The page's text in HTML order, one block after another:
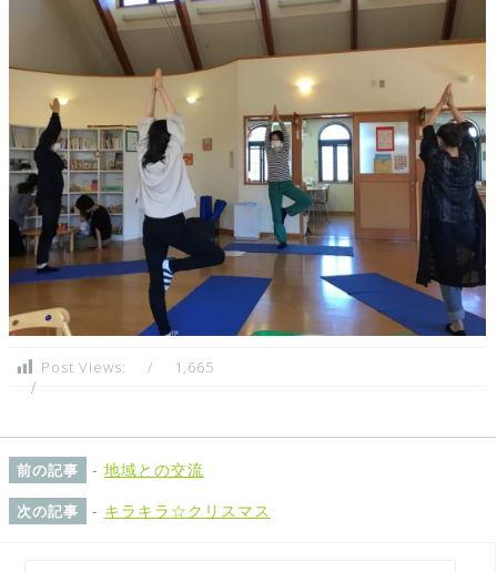
Post Views: 1,665
前の記事 - 地域との交流
次の記事 - キラキラ☆クリスマス